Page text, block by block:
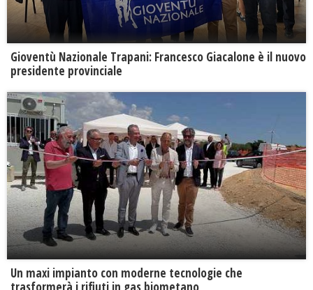
Gioventù Nazionale Trapani: Francesco Giacalone è il nuovo
presidente provinciale
Un maxi impianto con moderne tecnologie che